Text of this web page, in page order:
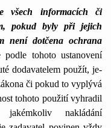
všech informacích či
pokud byly při jejich
není dotčena ochrana
tohoto ustanovení
dodavatelem použít, je-
či pokud to vyplývá
tohoto použití vyhradil
nakládání